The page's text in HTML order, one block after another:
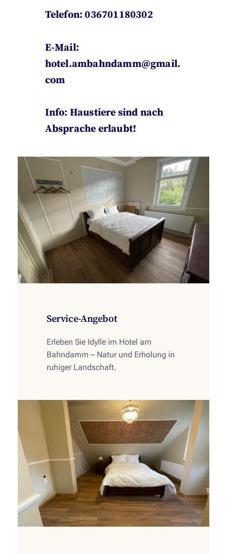
Telefon: 036701180302
E-Mail:
hotel.ambahndamm@gmail.
com
Info: Haustiere sind nach
Absprache erlaubt!
Service-Angebot
Erleben Sie Idylle im Hotel am
Bahndamm – Natur und Erholung in
ruhiger Landschaft.